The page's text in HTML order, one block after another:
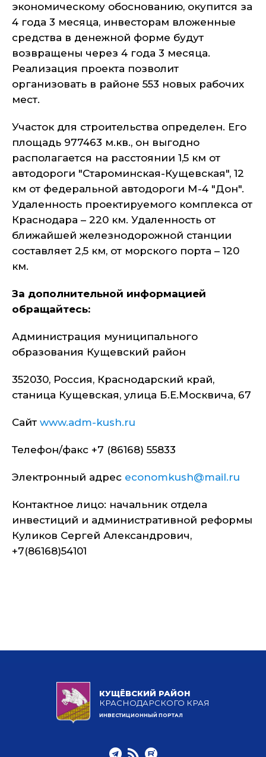
экономическому обоснованию, окупится за
4 года 3 месяца, инвесторам вложенные
средства в денежной форме будут
возвращены через 4 года 3 месяца.
Реализация проекта позволит
организовать в районе 553 новых рабочих
мест.
Участок для строительства определен. Его
площадь 977463 м.кв., он выгодно
располагается на расстоянии 1,5 км от
автодороги "Староминская-Кущевская", 12
км от федеральной автодороги М-4 "Дон".
Удаленность проектируемого комплекса от
Краснодара – 220 км. Удаленность от
ближайшей железнодорожной станции
составляет 2,5 км, от морского порта – 120
км.
За дополнительной информацией
обращайтесь:
Администрация муниципального
образования Кущевский район
352030, Россия, Краснодарский край,
станица Кущевская, улица Б.Е.Москвича, 67
Сайт www.adm-kush.ru
Телефон/факс +7 (86168) 55833
Электронный адрес economkush@mail.ru
Контактное лицо: начальник отдела
инвестиций и административной реформы
Куликов Сергей Александрович,
+7(86168)54101
КУЩЁВСКИЙ РАЙОН
КРАСНОДАРСКОГО КРАЯ
ИНВЕСТИЦИОННЫЙ ПОРТАЛ